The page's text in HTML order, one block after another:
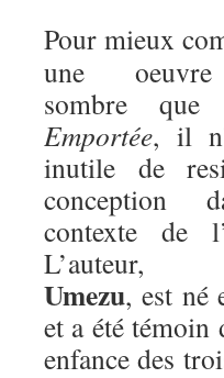
Pour mieux
une
sombre que
Emportée, il
inutile de
conception
contexte de
L’auteur,
Umezu, est né
et a été témoin
enfance des